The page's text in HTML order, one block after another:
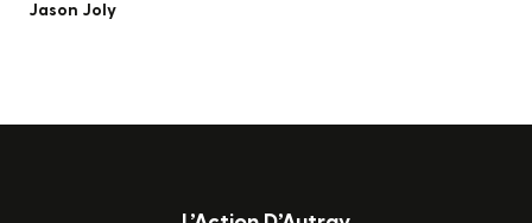
Jason Joly